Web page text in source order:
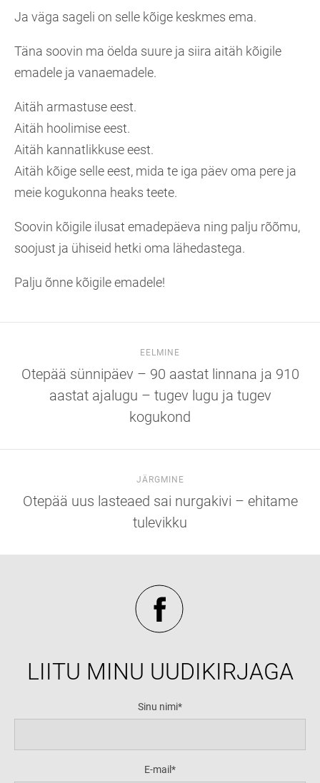
Ja väga sageli on selle kõige keskmes ema.
Täna soovin ma öelda suure ja siira aitäh kõigile
emadele ja vanaemadele.
Aitäh armastuse eest.
Aitäh hoolimise eest.
Aitäh kannatlikkuse eest.
Aitäh kõige selle eest, mida te iga päev oma pere ja
meie kogukonna heaks teete.
Soovin kõigile ilusat emadepäeva ning palju rõõmu,
soojust ja ühiseid hetki oma lähedastega.
Palju õnne kõigile emadele!
EELMINE
Otepää sünnipäev – 90 aastat linnana ja 910
aastat ajalugu – tugev lugu ja tugev
kogukond
JÄRGMINE
Otepää uus lasteaed sai nurgakivi – ehitame
tulevikku
LIITU MINU UUDIKIRJAGA
Sinu nimi
E-mail